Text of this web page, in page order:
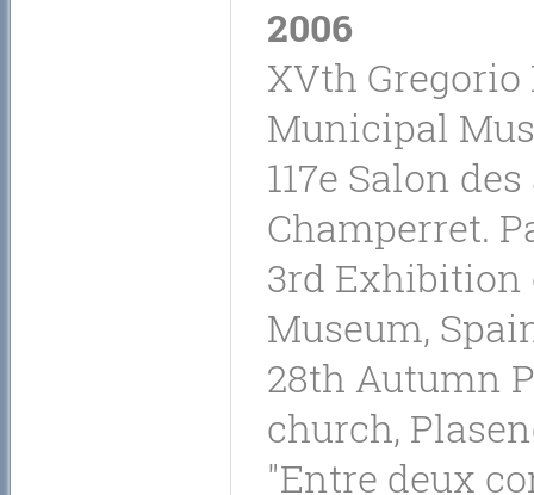
2006
XVth
Municipal
117e Salon
Champerret.
3rd Exhibition
Museum,
28th Autumn
church,
"Entre deux